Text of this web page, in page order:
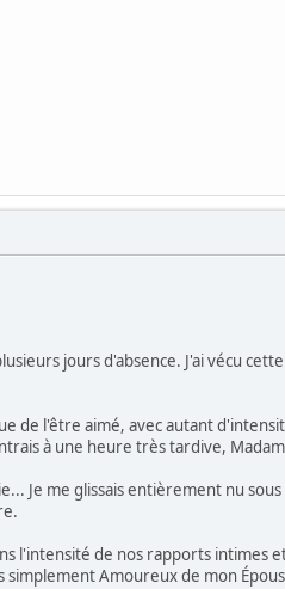
jours d'absence. J'ai vécu
de l'être aimé, avec autant
à une heure très tardive,
Je me glissais entièrement nu
l'intensité de nos rapports
simplement Amoureux de mon